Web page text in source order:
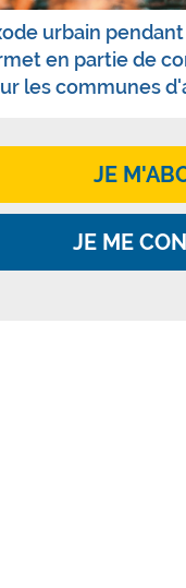
urbain
en partie de
les communes
JE
JE ME